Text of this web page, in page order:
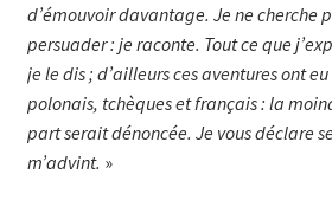
d’émouvoir davantage. Je ne cherche
persuader : je raconte. Tout ce que
je le dis ; d’ailleurs ces aventures ont
polonais, tchèques et français : la
part serait dénoncée. Je vous déclare
m’advint. »